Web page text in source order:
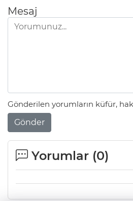
Mesaj
Gönderilen yorumların küfür,
Gönder
Yorumlar (0)